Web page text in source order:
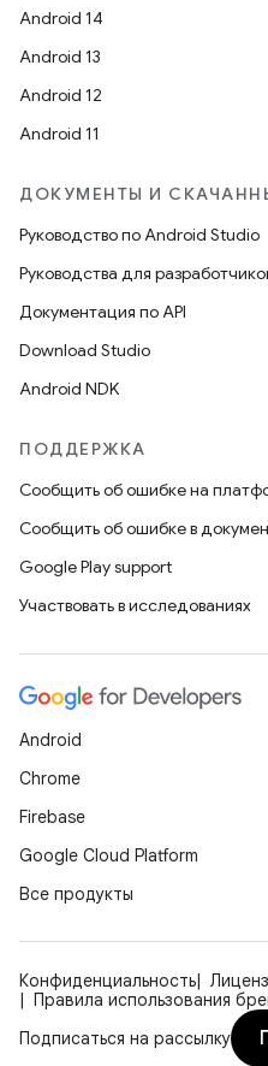
Android 14
Android 13
Android 12
Android 11
ДОКУМЕНТЫ И
Руководство по Android Studio
Руководства для
Документация по API
Download Studio
Android NDK
ПОДДЕРЖКА
Сообщить об ошибке на
Сообщить об ошибке в
Google Play support
Участвовать в исследованиях
Android
Chrome
Firebase
Google Cloud Platform
Все продукты
Конфиденциальность
Правила использования
Подписаться на рассылку